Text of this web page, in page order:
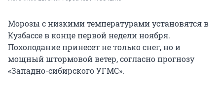
Морозы с низкими температурами установятся в
Кузбассе в конце первой недели ноября.
Похолодание принесет не только снег, но и
мощный штормовой ветер, согласно прогнозу
«Западно-сибирского УГМС».